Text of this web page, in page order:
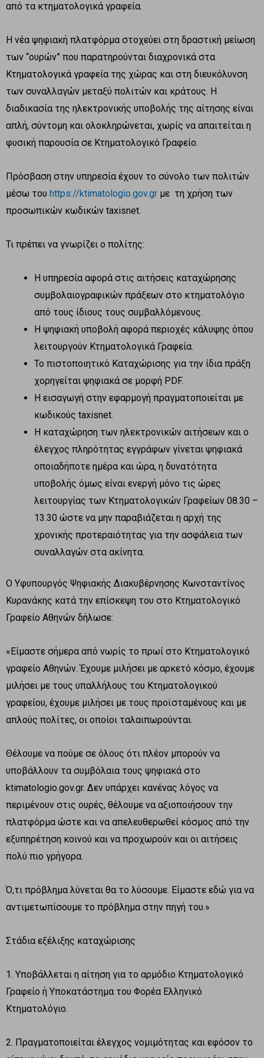
από τα κτηματολογικά γραφεία.
Η νέα ψηφιακή πλατφόρμα στοχεύει στη δραστική μείωση
των “ουρών” που παρατηρούνται διαχρονικά στα
Κτηματολογικά γραφεία της χώρας και στη διευκόλυνση
των συναλλαγών μεταξύ πολιτών και κράτους. Η
διαδικασία της ηλεκτρονικής υποβολής της αίτησης είναι
απλή, σύντομη και ολοκληρώνεται, χωρίς να απαιτείται η
φυσική παρουσία σε Κτηματολογικό Γραφείο.
Πρόσβαση στην υπηρεσία έχουν το σύνολο των πολιτών
μέσω του https://ktimatologio.gov.gr με τη χρήση των
προσωπικών κωδικών taxisnet.
Τι πρέπει να γνωρίζει ο πολίτης:
Η υπηρεσία αφορά στις αιτήσεις καταχώρησης
συμβολαιογραφικών πράξεων στο κτηματολόγιο
από τους ίδιους τους συμβαλλόμενους.
Η ψηφιακή υποβολή αφορά περιοχές κάλυψης όπου
λειτουργούν Κτηματολογικά Γραφεία.
Το πιστοποιητικό Καταχώρισης για την ίδια πράξη
χορηγείται ψηφιακά σε μορφή PDF.
Η εισαγωγή στην εφαρμογή πραγματοποιείται με
κωδικούς taxisnet.
Η καταχώρηση των ηλεκτρονικών αιτήσεων και ο
έλεγχος πληρότητας εγγράφων γίνεται ψηφιακά
οποιαδήποτε ημέρα και ώρα, η δυνατότητα
υποβολής όμως είναι ενεργή μόνο τις ώρες
λειτουργίας των Κτηματολογικών Γραφείων 08.30 –
13.30 ώστε να μην παραβιάζεται η αρχή της
χρονικής προτεραιότητας για την ασφάλεια των
συναλλαγών στα ακίνητα.
Ο Υφυπουργός Ψηφιακής Διακυβέρνησης Κωνσταντίνος
Κυρανάκης κατά την επίσκεψη του στο Κτηματολογικό
Γραφείο Αθηνών δήλωσε:
«Είμαστε σήμερα από νωρίς το πρωί στο Κτηματολογικό
γραφείο Αθηνών. Έχουμε μιλήσει με αρκετό κόσμο, έχουμε
μιλήσει με τους υπαλλήλους του Κτηματολογικού
γραφείου, έχουμε μιλήσει με τους προϊσταμένους και με
απλούς πολίτες, οι οποίοι ταλαιπωρούνται.
Θέλουμε να πούμε σε όλους ότι πλέον μπορούν να
υποβάλλουν τα συμβόλαια τους ψηφιακά στο
ktimatologio.gov.gr. Δεν υπάρχει κανένας λόγος να
περιμένουν στις ουρές, θέλουμε να αξιοποιήσουν την
πλατφόρμα ώστε και να απελευθερωθεί κόσμος από την
εξυπηρέτηση κοινού και να προχωρούν και οι αιτήσεις
πολύ πιο γρήγορα.
Ό,τι πρόβλημα λύνεται θα το λύσουμε. Είμαστε εδώ για να
αντιμετωπίσουμε το πρόβλημα στην πηγή του.»
Στάδια εξέλιξης καταχώρισης
1. Υποβάλλεται η αίτηση για το αρμόδιο Κτηματολογικό
Γραφείο ή Υποκατάστημα του Φορέα Ελληνικό
Κτηματολόγιο.
2. Πραγματοποιείται έλεγχος νομιμότητας και εφόσον το